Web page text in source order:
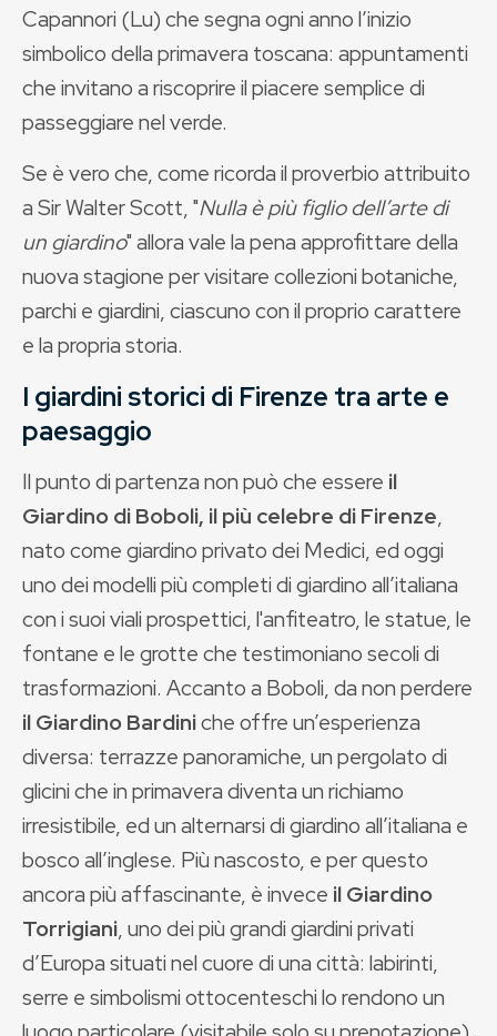
Capannori (Lu) che segna ogni anno l’inizio
simbolico della primavera toscana: appuntamenti
che invitano a riscoprire il piacere semplice di
passeggiare nel verde.
Se è vero che, come ricorda il proverbio attribuito
a Sir Walter Scott, "Nulla è più figlio dell’arte di
un giardino" allora vale la pena approfittare della
nuova stagione per visitare collezioni botaniche,
parchi e giardini, ciascuno con il proprio carattere
e la propria storia.
I giardini storici di Firenze tra arte e
paesaggio
Il punto di partenza non può che essere il
Giardino di Boboli, il più celebre di Firenze,
nato come giardino privato dei Medici, ed oggi
uno dei modelli più completi di giardino all’italiana
con i suoi viali prospettici, l'anfiteatro, le statue, le
fontane e le grotte che testimoniano secoli di
trasformazioni. Accanto a Boboli, da non perdere
il Giardino Bardiniche offre un’esperienza
diversa: terrazze panoramiche, un pergolato di
glicini che in primavera diventa un richiamo
irresistibile, ed un alternarsi di giardino all’italiana e
bosco all’inglese. Più nascosto, e per questo
ancora più affascinante, è invece il Giardino
Torrigiani, uno dei più grandi giardini privati
d’Europa situati nel cuore di una città: labirinti,
serre e simbolismi ottocenteschi lo rendono un